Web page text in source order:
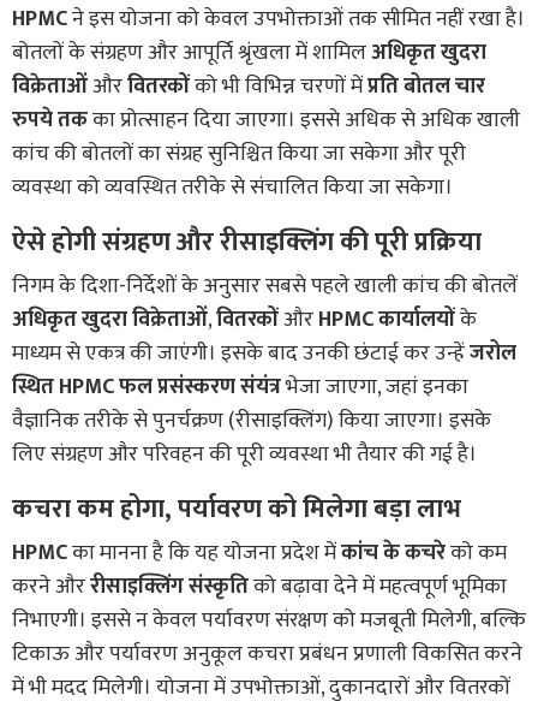
HPMCने इस योजना को केवल उपभोक्ताओं तक सीमित नहीं रखा है।
बोतलों के संग्रहण और आपूर्ति श्रृंखला में शामिलअधिकृत खुदरा
विक्रेताओंऔरवितरकोंको भी विभिन्न चरणों मेंप्रति बोतल चार
रुपये तकका प्रोत्साहन दिया जाएगा। इससे अधिक से अधिक खाली
कांच की बोतलों का संग्रह सुनिश्चित किया जा सकेगा और पूरी
व्यवस्था को व्यवस्थित तरीके से संचालित किया जा सकेगा।
ऐसे होगी संग्रहण और रीसाइक्लिंग की पूरी प्रक्रिया
निगम के दिशा-निर्देशों के अनुसार सबसे पहले खाली कांच की बोतलें
अधिकृत खुदरा विक्रेताओं,वितरकोंऔरHPMC कार्यालयोंके
माध्यम से एकत्र की जाएंगी। इसके बाद उनकी छंटाई कर उन्हेंजरोल
स्थित HPMC फल प्रसंस्करण संयंत्रभेजा जाएगा, जहां इनका
वैज्ञानिक तरीके से पुनर्चक्रण (रीसाइक्लिंग) किया जाएगा। इसके
लिए संग्रहण और परिवहन की पूरी व्यवस्था भी तैयार की गई है।
कचरा कम होगा, पर्यावरण को मिलेगा बड़ा लाभ
HPMCका मानना है कि यह योजना प्रदेश मेंकांच के कचरेको कम
करने औररीसाइक्लिंग संस्कृतिको बढ़ावा देने में महत्वपूर्ण भूमिका
निभाएगी। इससे न केवल पर्यावरण संरक्षण को मजबूती मिलेगी, बल्कि
टिकाऊ और पर्यावरण अनुकूल कचरा प्रबंधन प्रणाली विकसित करने
में भी मदद मिलेगी। योजना में उपभोक्ताओं, दुकानदारों और वितरकों